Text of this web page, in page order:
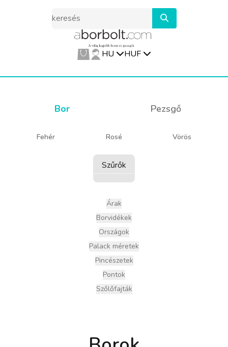
HU HUF
Bor Pezsgő
Fehér Rosé Vörös
Szűrők
Árak
Borvidékek
Országok
Palack méretek
Pincészetek
Pontok
Szőlőfajták